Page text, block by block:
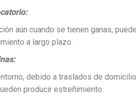
aún cuando se tienen ganas,
a largo plazo.
debido a traslados de
producir estreñimiento.